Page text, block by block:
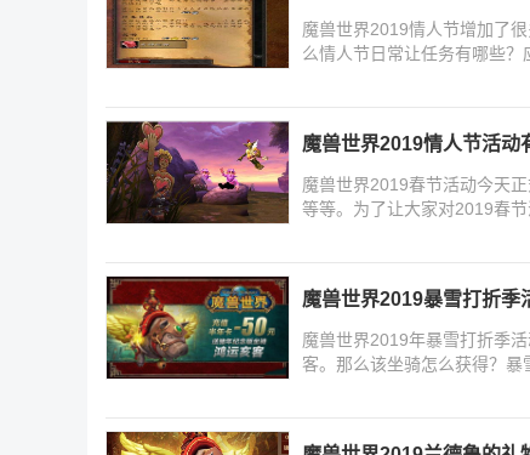
魔兽世界2019情人节增加了
么情人节日常让任务有哪些？
魔兽世界2019情人节活动
魔兽世界2019春节活动今天
等等。为了让大家对2019春
魔兽世界2019暴雪打折季
魔兽世界2019年暴雪打折季
客。那么该坐骑怎么获得？